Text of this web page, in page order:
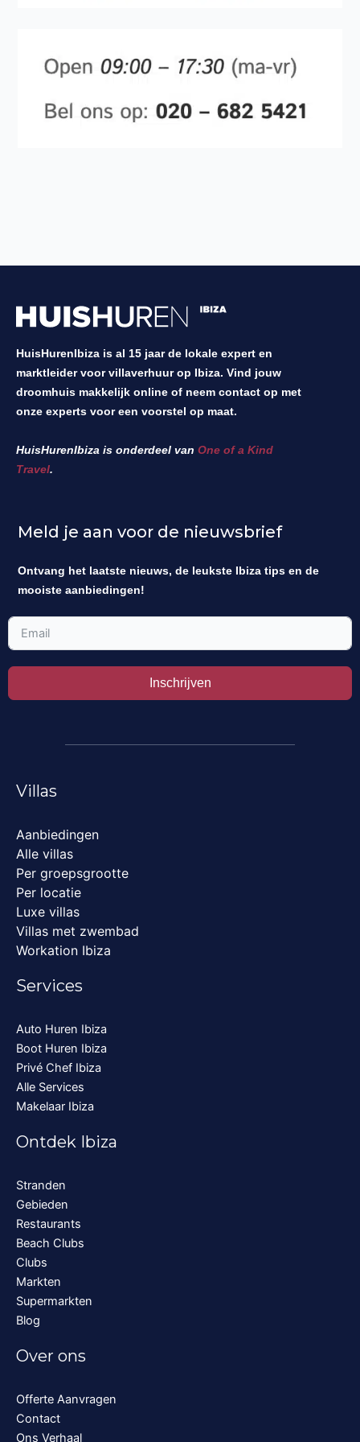
HuisHurenIbiza is al 15 jaar de lokale expert en
marktleider voor villaverhuur op Ibiza. Vind jouw
droomhuis makkelijk online of neem contact op met
onze experts voor een voorstel op maat.
HuisHurenIbiza is onderdeel van One of a Kind
Travel.
Meld je aan voor de nieuwsbrief
Ontvang het laatste nieuws, de leukste Ibiza tips en de
mooiste aanbiedingen!
Inschrijven
Villas
Aanbiedingen
Alle villas
Per groepsgrootte
Per locatie
Luxe villas
Villas met zwembad
Workation Ibiza
Services
Auto Huren Ibiza
Boot Huren Ibiza
Privé Chef Ibiza
Alle Services
Makelaar Ibiza
Ontdek Ibiza
Stranden
Gebieden
Restaurants
Beach Clubs
Clubs
Markten
Supermarkten
Blog
Over ons
Offerte Aanvragen
Contact
Ons Verhaal